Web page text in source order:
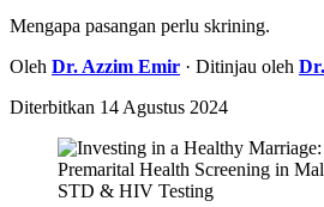
Mengapa pasangan perlu skrining.
Oleh Dr. Azzim Emir · Ditinjau oleh Dr.
Diterbitkan 14 Agustus 2024